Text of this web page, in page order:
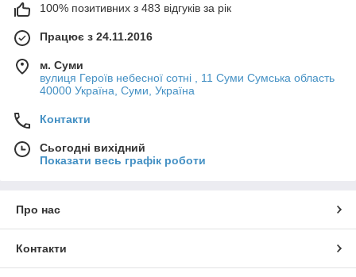
100% позитивних з 483 відгуків за рік
Працює з 24.11.2016
м. Суми
вулиця Героїв небесної сотні , 11 Суми Сумська область
40000 Україна, Суми, Україна
Контакти
Сьогодні вихідний
Показати весь графік роботи
Про нас
Контакти